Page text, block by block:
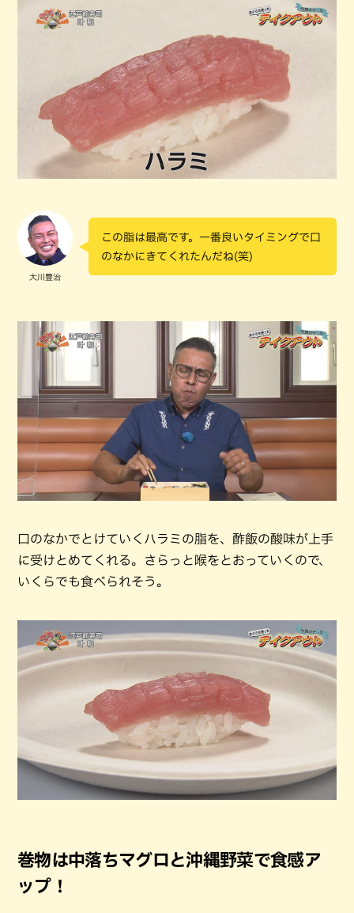
大川豊治
この脂は最高です。一番良いタイミングで口
のなかにきてくれたんだね(笑)
口のなかでとけていくハラミの脂を、酢飯の酸味が上手
に受けとめてくれる。さらっと喉をとおっていくので、
いくらでも食べられそう。
巻物は中落ちマグロと沖縄野菜で食感ア
ップ！